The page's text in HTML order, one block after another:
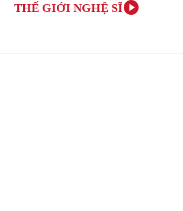
THẾ GIỚI NGHỆ SĨ